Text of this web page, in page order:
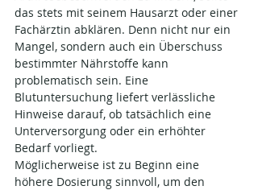
das stets mit seinem Hausarzt oder einer
Fachärztin abklären. Denn nicht nur ein
Mangel, sondern auch ein Überschuss
bestimmter Nährstoffe kann
problematisch sein. Eine
Blutuntersuchung liefert verlässliche
Hinweise darauf, ob tatsächlich eine
Unterversorgung oder ein erhöhter
Bedarf vorliegt.
Möglicherweise ist zu Beginn eine
höhere Dosierung sinnvoll, um den